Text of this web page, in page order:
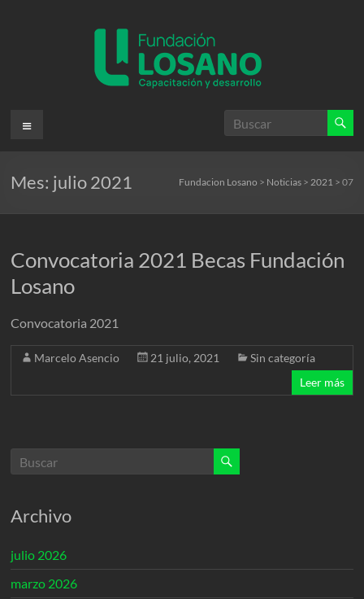
Fundacion
Fundación
la
capacitación
desarrollo
Menú
Mes: julio 2021 Fundacion Losano > Noticias> 2021> 07
Convocatoria 2021 Becas Fundación
Losano
Convocatoria 2021
Marcelo Asencio 21 julio, 2021
Sin categoría
Leer más
Archivo
julio 2026
marzo 2026